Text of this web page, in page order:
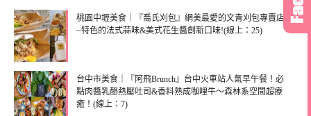
桃園中壢美食｜『喬氏刈包』網美最愛的文青刈包專賣店
~特色的法式蒜味&美式花生醬創新口味!(線上：25)
台中市美食｜『阿飛Brunch』台中火車站人氣早午餐！必
點肉醬乳酪熱壓吐司&香料熟成咖哩牛～森林系空間超療
癒！(線上：7)